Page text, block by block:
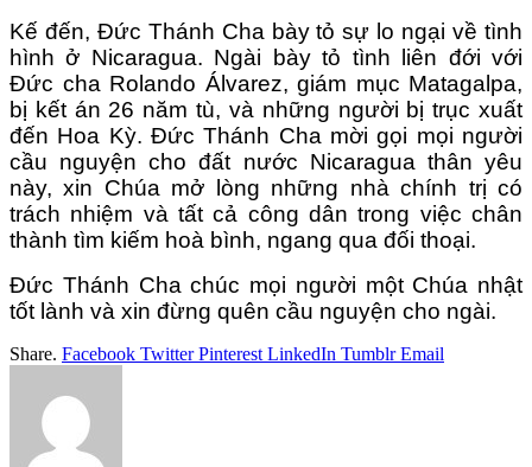
Kế đến, Đức Thánh Cha bày tỏ sự lo ngại về tình
hình ở Nicaragua. Ngài bày tỏ tình liên đới với
Đức cha Rolando Álvarez, giám mục Matagalpa,
bị kết án 26 năm tù, và những người bị trục xuất
đến Hoa Kỳ. Đức Thánh Cha mời gọi mọi người
cầu nguyện cho đất nước Nicaragua thân yêu
này, xin Chúa mở lòng những nhà chính trị có
trách nhiệm và tất cả công dân trong việc chân
thành tìm kiếm hoà bình, ngang qua đối thoại.
Đức Thánh Cha chúc mọi người một Chúa nhật
tốt lành và xin đừng quên cầu nguyện cho ngài.
Share. Facebook Twitter Pinterest LinkedIn Tumblr Email